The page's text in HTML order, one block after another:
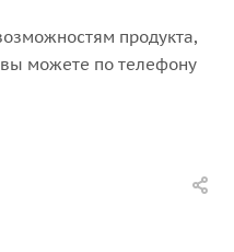
продукта,
можете по телефону